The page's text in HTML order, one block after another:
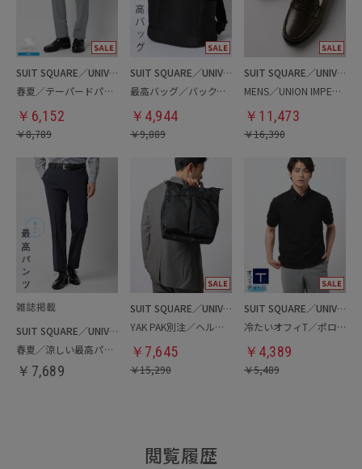
SUIT SQUARE／UNIVERSAL LANGUAGE
春夏／テーパードパンツ
￥ 6,152
￥8,789
SUIT SQUARE／UNIVERSAL LANGUAGE
最高バッグ／バックパック
￥ 4,944
￥9,889
SUIT SQUARE／UNIVERSAL LANGUAGE
MENS／UNION IMPERIAL監修／コインローファー
￥ 11,473
￥16,390
SUIT SQUARE／UNIVERSAL LANGUAGE
春夏／涼しい最高パンツ
￥ 7,689
SUIT SQUARE／UNIVERSAL LANGUAGE
YAK PAK別注／ヘルメットバッグ
￥ 7,645
￥15,290
SUIT SQUARE／UNIVERSAL LANGUAGE
冷たいオフィT／ポロシャツ
￥ 4,389
￥5,489
閲覧履歴